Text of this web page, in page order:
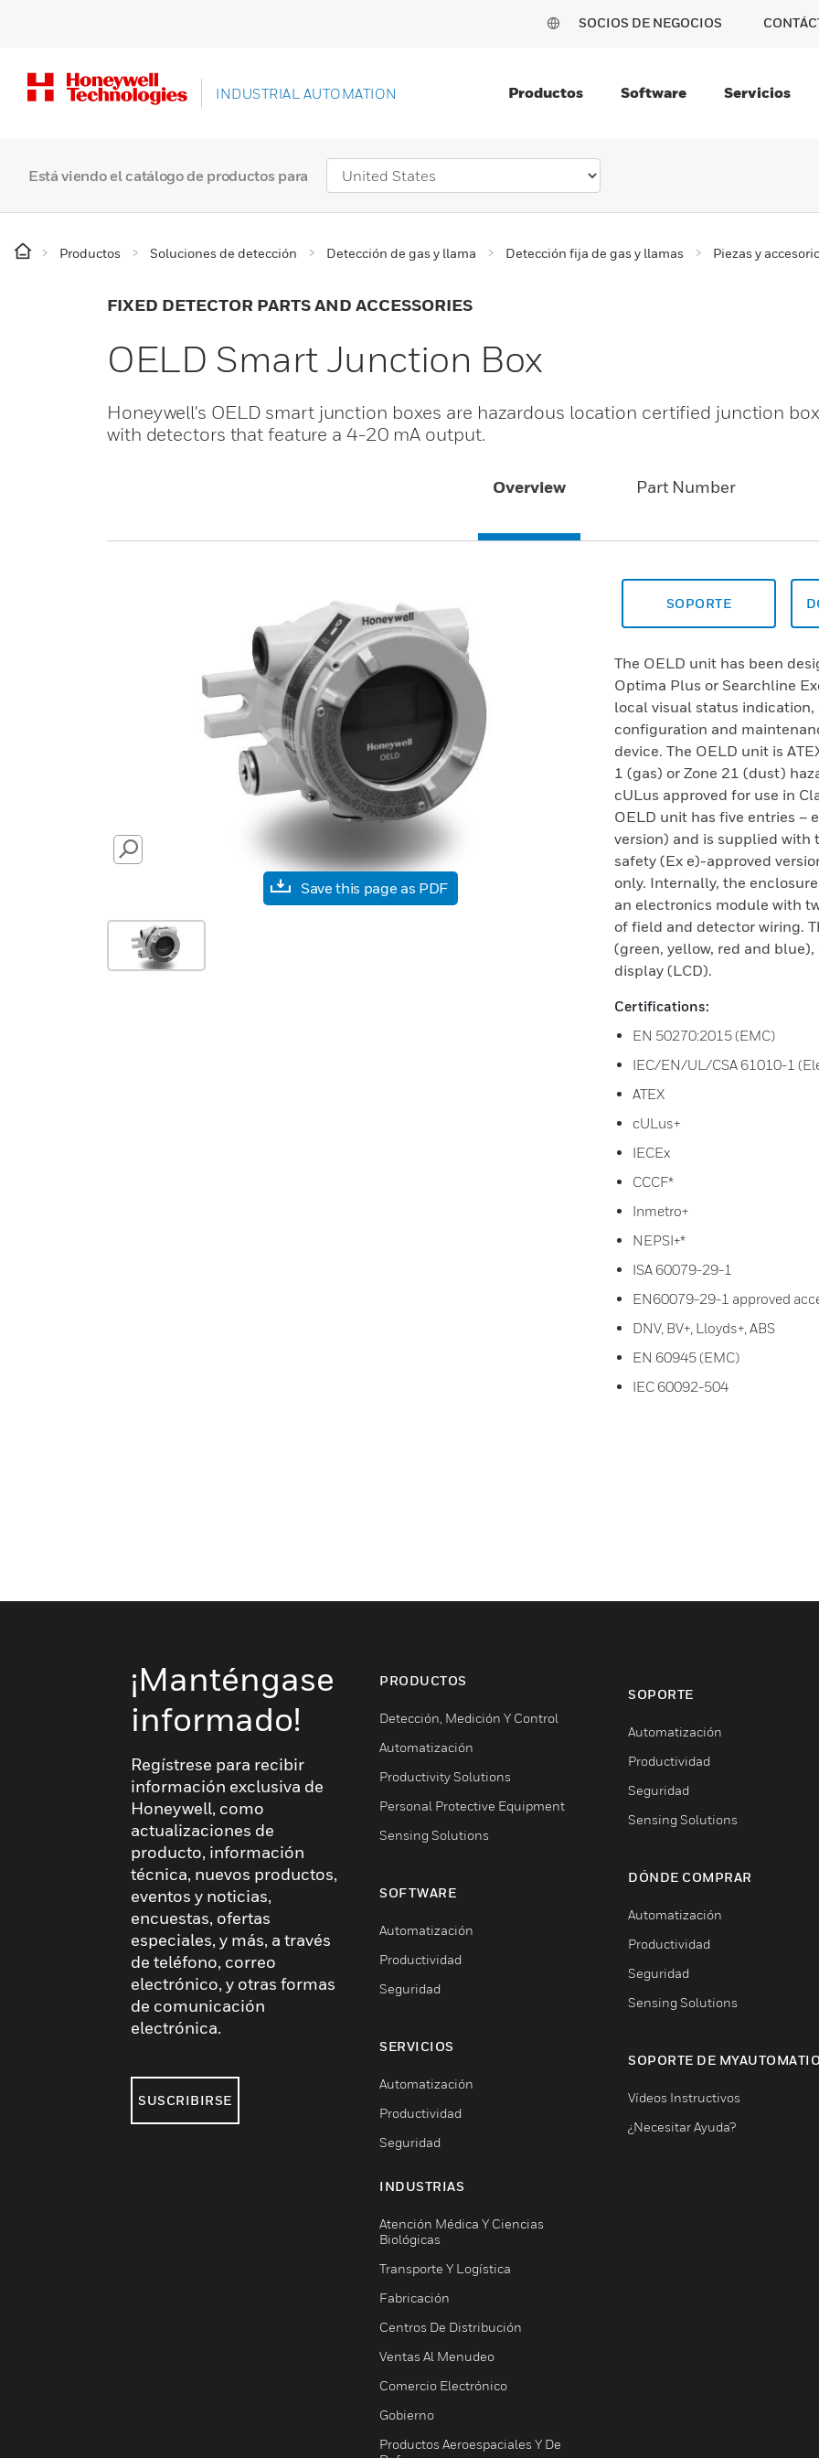
SOCIOS DE NEGOCIOS
INDUSTRIAL AUTOMATION Productos Software Servicios
Está viendo el catálogo de productos para
Productos Soluciones de detección Detección de gas y llama Detección fija de gas y llamas Piezas y
FIXED DETECTOR PARTS AND ACCESSORIES
OELD Smart Junction Box
Honeywell's OELD smart junction boxes are hazardous location certified junction
with detectors that feature a 4-20 mA output.
Overview Part Number
SEARCH
Save this page as PDF
SOPORTE
The OELD unit has been
Optima Plus or Searchline
local visual status
configuration and
device. The OELD unit is
1 (gas) or Zone 21 (dust)
cULus approved for use in
OELD unit has five entries –
version) and is supplied
safety (Ex e)-approved
only. Internally, the
an electronics module with
of field and detector wiring.
(green, yellow, red and
display (LCD).
Certifications:
EN 50270:2015 (EMC)
IEC/EN/UL/CSA 61010-1
ATEX
cULus+
IECEx
CCCF*
Inmetro+
NEPSI+*
ISA 60079-29-1
EN60079-29-1 approved
DNV, BV+, Lloyds+, ABS
EN 60945 (EMC)
IEC 60092-504
¡Manténgase
informado!
Regístrese para recibir
información exclusiva de
Honeywell, como
actualizaciones de
producto, información
técnica, nuevos productos,
eventos y noticias,
encuestas, ofertas
especiales, y más, a través
de teléfono, correo
electrónico, y otras formas
de comunicación
electrónica.
SUSCRIBIRSE
PRODUCTOS
Detección, Medición Y Control
Automatización
Productivity Solutions
Personal Protective Equipment
Sensing Solutions
SOFTWARE
Automatización
Productividad
Seguridad
SERVICIOS
Automatización
Productividad
Seguridad
INDUSTRIAS
Atención Médica Y Ciencias
Biológicas
Transporte Y Logística
Fabricación
Centros De Distribución
Ventas Al Menudeo
Comercio Electrónico
Gobierno
Productos Aeroespaciales Y De
SOPORTE
Automatización
Productividad
Seguridad
Sensing Solutions
DÓNDE COMPRAR
Automatización
Productividad
Seguridad
Sensing Solutions
SOPORTE DE
Vídeos Instructivos
¿Necesitar Ayuda?